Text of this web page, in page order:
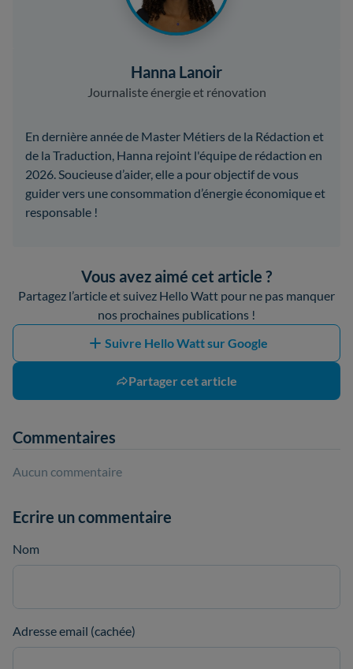
Hanna Lanoir
Journaliste énergie et rénovation
En dernière année de Master Métiers de la Rédaction et
de la Traduction, Hanna rejoint l'équipe de rédaction en
2026. Soucieuse d’aider, elle a pour objectif de vous
guider vers une consommation d’énergie économique et
responsable !
Vous avez aimé cet article ?
Partagez l’article et suivez Hello Watt pour ne pas manquer
nos prochaines publications !
Suivre Hello Watt sur Google
Partager cet article
Commentaires
Aucun commentaire
Ecrire un commentaire
Nom
Adresse email (cachée)